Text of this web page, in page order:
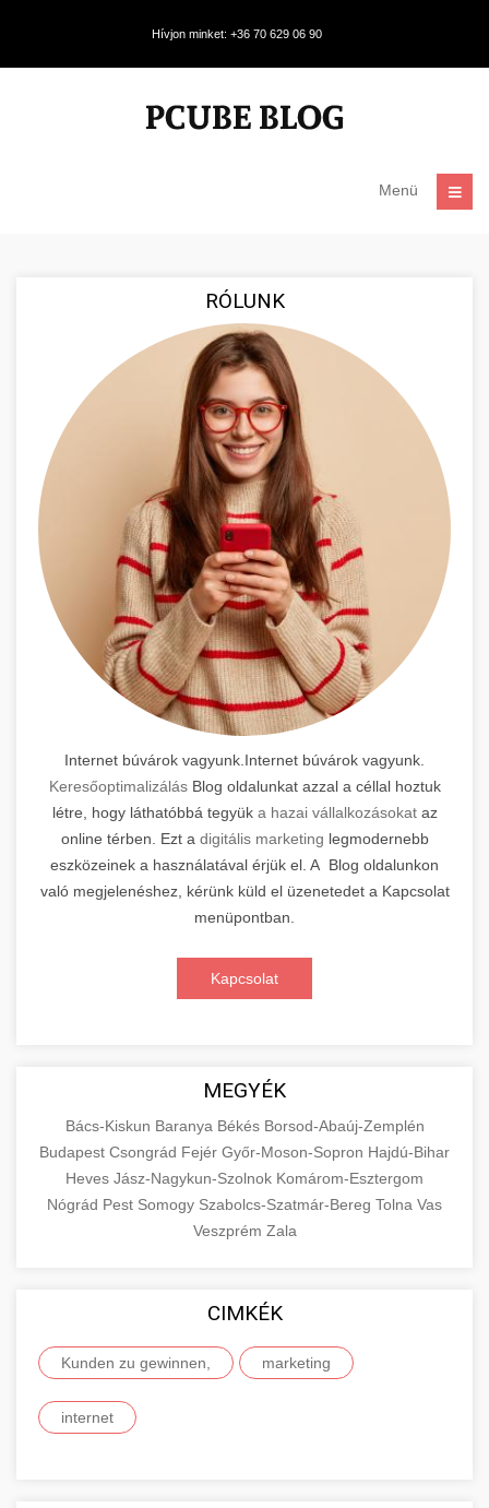
Hívjon minket: +36 70 629 06 90
Menü
RÓLUNK
Internet búvárok vagyunk.Internet búvárok vagyunk.
KeresőoptimalizálásBlog oldalunkat azzal a céllal hoztuk
létre, hogy láthatóbbá tegyük a hazai vállalkozásokataz
online térben. Ezt a digitális marketing legmodernebb
eszközeinek a használatával érjük el. A Blog oldalunkon
való megjelenéshez, kérünk küld el üzenetedet a Kapcsolat
menüpontban.
Kapcsolat
MEGYÉK
Bács-Kiskun Baranya Békés Borsod-Abaúj-Zemplén
Budapest Csongrád Fejér Győr-Moson-Sopron Hajdú-Bihar
Heves Jász-Nagykun-Szolnok Komárom-Esztergom
Nógrád Pest Somogy Szabolcs-Szatmár-Bereg Tolna Vas
Veszprém Zala
CIMKÉK
Kunden zu gewinnen, marketing
internet